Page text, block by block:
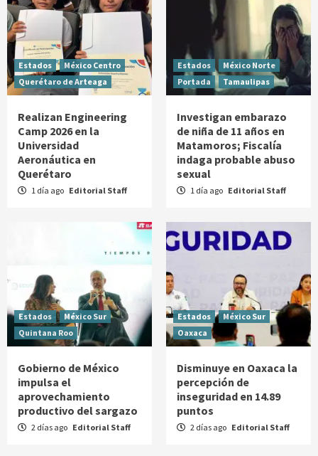
Estados
México Centro
Querétaro de Arteaga
Realizan Engineering
Camp 2026 en la
Universidad
Aeronáutica en
Querétaro
1 día ago Editorial Staff
Estados
México Norte
Portada
Tamaulipas
Investigan embarazo
de niña de 11 años en
Matamoros; Fiscalía
indaga probable abuso
sexual
1 día ago Editorial Staff
Estados
México Sur
Quintana Roo
Gobierno de México
impulsa el
aprovechamiento
productivo del sargazo
2 días ago Editorial Staff
Estados
México Sur
Oaxaca
Disminuye en Oaxaca la
percepción de
inseguridad en 14.89
puntos
2 días ago Editorial Staff